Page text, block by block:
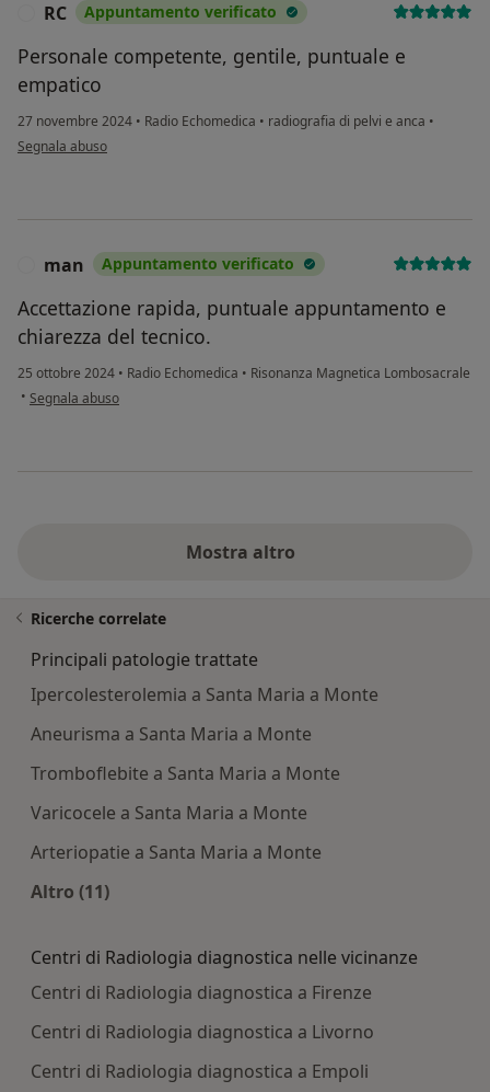
RC Appuntamento verificato
Personale competente, gentile, puntuale e
empatico
27 novembre 2024 • Radio Echomedica • radiografia di pelvi e anca •
secondo l'opinione dell'utente RC
Segnala abuso
man Appuntamento verificato
Accettazione rapida, puntuale appuntamento e
chiarezza del tecnico.
25 ottobre 2024 • Radio Echomedica • Risonanza Magnetica Lombosacrale
• secondo l'opinione dell'utente man
Segnala abuso
Mostra altro
Ricerche correlate
Principali patologie trattate
Ipercolesterolemia a Santa Maria a Monte
Aneurisma a Santa Maria a Monte
Tromboflebite a Santa Maria a Monte
Varicocele a Santa Maria a Monte
Arteriopatie a Santa Maria a Monte
Altro (11)
Centri di Radiologia diagnostica nelle vicinanze
Centri di Radiologia diagnostica a Firenze
Centri di Radiologia diagnostica a Livorno
Centri di Radiologia diagnostica a Empoli